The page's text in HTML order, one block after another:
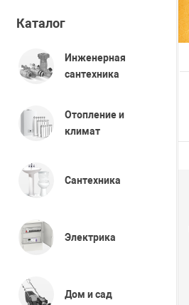
Каталог
Инженерная
сантехника
Отопление и
климат
Сантехника
Электрика
Дом и сад